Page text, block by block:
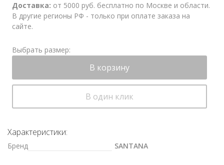
Доставка: от 5000 руб. бесплатно по Москве и области.
В другие регионы РФ - только при оплате заказа на
сайте.
Выбрать размер:
В корзину
В один клик
Характеристики:
Бренд SANTANA